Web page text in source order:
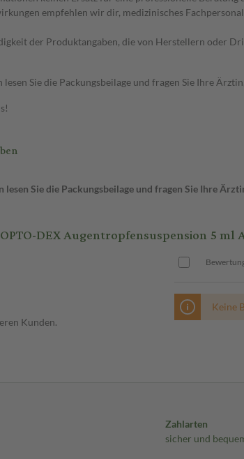
empfehlen wir dir, medizinisches
der Produktangaben, die von Herstellern oder
Sie die Packungsbeilage und fragen Sie Ihre
lesen Sie die Packungsbeilage und fragen Sie Ihre
DEX Augentropfensuspension 5 ml
Kunden.
Keine
Zahlarten
sicher und